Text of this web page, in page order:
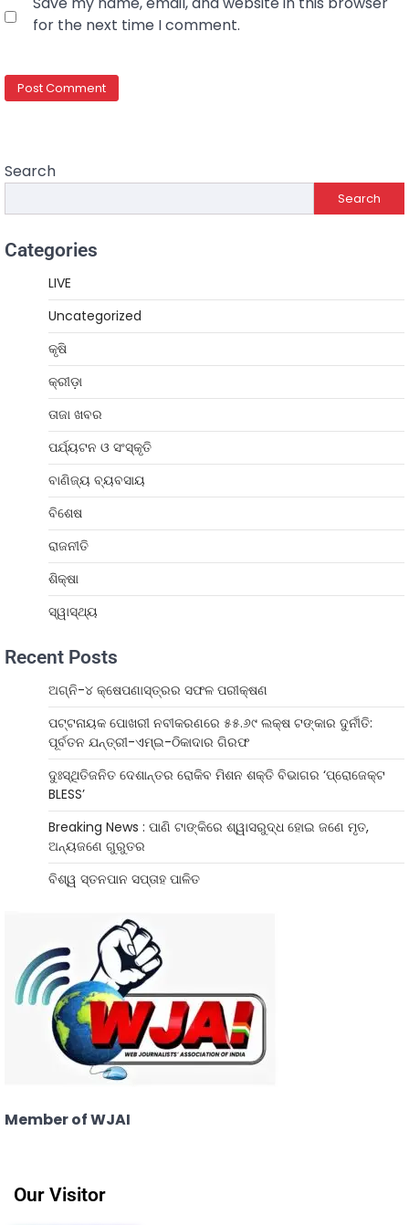
for the next time I comment.
Search
Search
Categories
LIVE
Uncategorized
କୃଷି
କ୍ରୀଡ଼ା
ତାଜା ଖବର
ପର୍ଯ୍ୟଟନ ଓ ସଂସ୍କୃତି
ବାଣିଜ୍ୟ ବ୍ୟବସାୟ
ବିଶେଷ
ରାଜନୀତି
ଶିକ୍ଷା
ସ୍ୱାସ୍ଥ୍ୟ
Recent Posts
ଅଗ୍ନି-୪ କ୍ଷେପଣାସ୍ତ୍ରର ସଫଳ ପରୀକ୍ଷଣ
ପଟ୍ଟନାୟକ ପୋଖରୀ ନବୀକରଣରେ ୫୫.୬୯ ଲକ୍ଷ ଟଙ୍କାର ଦୁର୍ନୀତି:
ପୂର୍ବତନ ଯନ୍ତ୍ରୀ-ଏମ୍‌ଇ-ଠିକାଦାର ଗିରଫ
ଦୁଃସ୍ଥିତିଜନିତ ଦେଶାନ୍ତର ରୋକିବ ମିଶନ ଶକ୍ତି ବିଭାଗର ‘ପ୍ରୋଜେକ୍ଟ
BLESS’
Breaking News : ପାଣି ଟାଙ୍କିରେ ଶ୍ୱାସରୁଦ୍ଧ ହୋଇ ଜଣେ ମୃତ,
ଅନ୍ୟଜଣେ ଗୁରୁତର
ବିଶ୍ୱ ସ୍ତନପାନ ସପ୍ତାହ ପାଳିତ
Member of WJAI
Our Visitor